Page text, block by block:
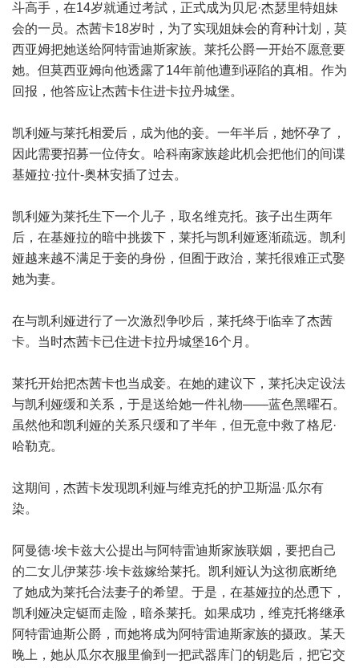
斗高手，在14岁就通过考試，正式成为贝尼·杰瑟里特姐妹
会的一员。杰茜卡18岁时，为了实现姐妹会的育种计划，莫
西亚姆把她送给阿特雷迪斯家族。莱托公爵一开始不愿意要
她。但莫西亚姆向他透露了14年前他遭到诬陷的真相。作为
回报，他答应让杰茜卡住进卡拉丹城堡。
凯利娅与莱托相爱后，成为他的妾。一年半后，她怀孕了，
因此需要招募一位侍女。哈科南家族趁此机会把他们的间谍
基娅拉·拉什-奥林安插了过去。
凯利娅为莱托生下一个儿子，取名维克托。孩子出生两年
后，在基娅拉的暗中挑拨下，莱托与凯利娅逐渐疏远。凯利
娅越来越不满足于妾的身份，但囿于政治，莱托很难正式娶
她为妻。
在与凯利娅进行了一次激烈争吵后，莱托终于临幸了杰茜
卡。当时杰茜卡已住进卡拉丹城堡16个月。
莱托开始把杰茜卡也当成妾。在她的建议下，莱托决定设法
与凯利娅缓和关系，于是送给她一件礼物——蓝色黑曜石。
虽然他和凯利娅的关系只缓和了半年，但无意中救了格尼·
哈勒克。
这期间，杰茜卡发现凯利娅与维克托的护卫斯温·瓜尔有
染。
阿曼德·埃卡兹大公提出与阿特雷迪斯家族联姻，要把自己
的二女儿伊莱莎·埃卡兹嫁给莱托。凯利娅认为这彻底断绝
了她成为莱托合法妻子的希望。于是，在基娅拉的怂恿下，
凯利娅决定铤而走险，暗杀莱托。如果成功，维克托将继承
阿特雷迪斯公爵，而她将成为阿特雷迪斯家族的摄政。某天
晚上，她从瓜尔衣服里偷到一把武器库门的钥匙后，把它交